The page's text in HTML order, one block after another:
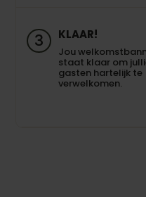
3 KLAAR!
Jou
staat klaar om
gasten hartelijk te
verwelkomen.